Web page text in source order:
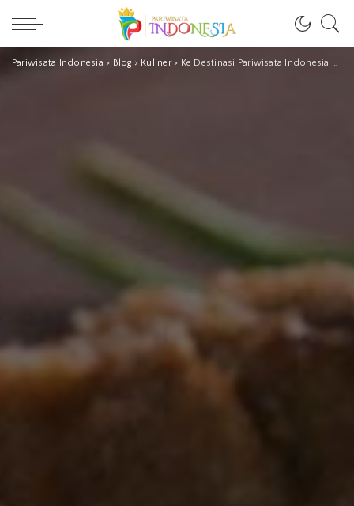
Pariwisata Indonesia > Blog > Kuliner> Ke Destinasi Pariwisata Indonesia di Palembang? Jangan Lupa Borong Pempek!